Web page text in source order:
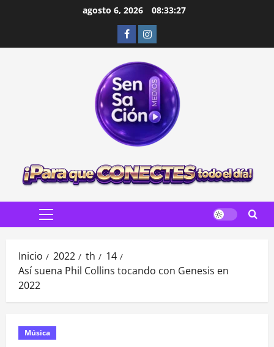
agosto 6, 2026 08:33:28
FacebookInstagram
Menú
Inicio 2022 th
14
Así suena Phil Collins tocando con Genesis en
2022
Música